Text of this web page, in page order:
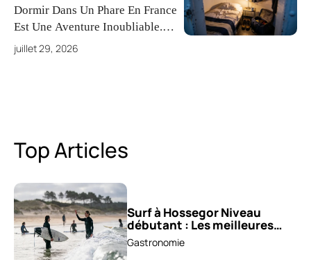
Dormir Dans Un Phare En France
Est Une Aventure Inoubliable.
Laissez-Vous Séduire Par La
juillet 29, 2026
Top Articles
Surf à Hossegor Niveau
débutant : Les meilleures
écoles !
Gastronomie